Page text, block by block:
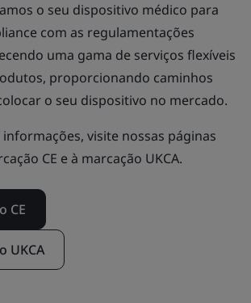
o seu dispositivo médico para
com as regulamentações
uma gama de serviços flexíveis
proporcionando caminhos
o seu dispositivo no mercado.
visite nossas páginas
CE e à marcação UKCA.
CE
UKCA